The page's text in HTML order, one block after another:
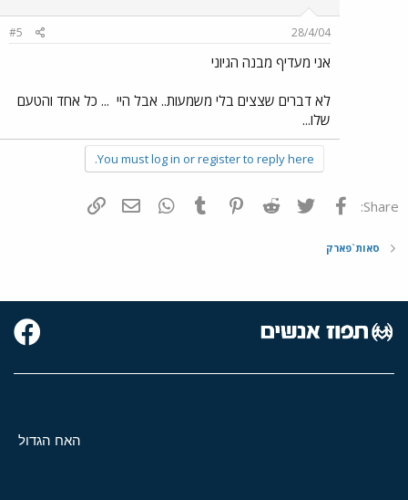
28/4/04
#5
אני מעדיף מבנה הגיוני
לא דברים שצצים בלי משמעות.. אבל היי ... כל אחד והטעם
שלו...
You must log in or register to reply here.
Share: פייסבוק Twitter
Reddit
Pinterest
Tumblr
WhatsAppדואר אלקטרוני
סאות`פארק
האח הגדול